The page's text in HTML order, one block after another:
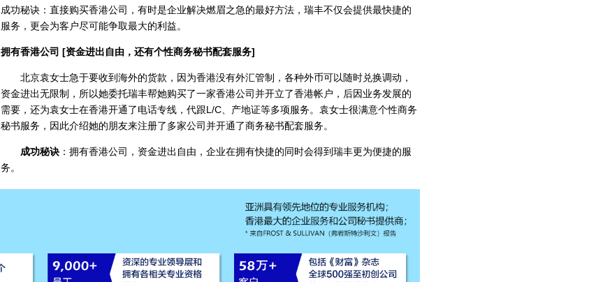
成功秘诀：直接购买香港公司，有时是企业解决燃眉之急的最好方法，瑞丰不仅会提供最快捷的
服务，更会为客户尽可能争取最大的利益。
拥有香港公司 [资金进出自由，还有个性商务秘书配套服务]
北京袁女士急于要收到海外的货款，因为香港没有外汇管制，各种外币可以随时兑换调动，
资金进出无限制，所以她委托瑞丰帮她购买了一家香港公司并开立了香港帐户，后因业务发展的
需要，还为袁女士在香港开通了电话专线，代跟L/C、产地证等多项服务。袁女士很满意个性商务
秘书服务，因此介绍她的朋友来注册了多家公司并开通了商务秘书配套服务。
成功秘诀 ：拥有香港公司，资金进出自由，企业在拥有快捷的同时会得到瑞丰更为便捷的服
务。